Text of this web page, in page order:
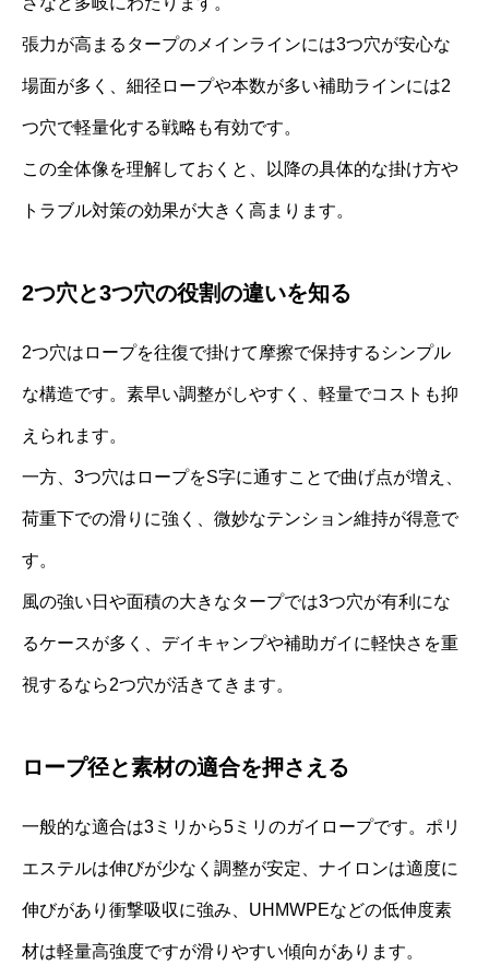
張力が高まるタープのメインラインには3つ穴が安心な
場面が多く、細径ロープや本数が多い補助ラインには2
つ穴で軽量化する戦略も有効です。
この全体像を理解しておくと、以降の具体的な掛け方や
トラブル対策の効果が大きく高まります。
2つ穴と3つ穴の役割の違いを知る
2つ穴はロープを往復で掛けて摩擦で保持するシンプル
な構造です。素早い調整がしやすく、軽量でコストも抑
えられます。
一方、3つ穴はロープをS字に通すことで曲げ点が増え、
荷重下での滑りに強く、微妙なテンション維持が得意で
す。
風の強い日や面積の大きなタープでは3つ穴が有利にな
るケースが多く、デイキャンプや補助ガイに軽快さを重
視するなら2つ穴が活きてきます。
ロープ径と素材の適合を押さえる
一般的な適合は3ミリから5ミリのガイロープです。ポリ
エステルは伸びが少なく調整が安定、ナイロンは適度に
伸びがあり衝撃吸収に強み、UHMWPEなどの低伸度素
材は軽量高強度ですが滑りやすい傾向があります。